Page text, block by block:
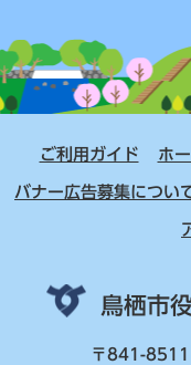
ご利用ガイド ホ
バナー広告募集につい
鳥栖市
〒841-8511